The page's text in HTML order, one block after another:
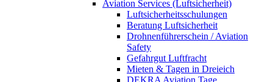
Aviation Services (Luftsicherheit)
Luftsicherheitsschulungen
Beratung Luftsicherheit
Drohnenführerschein / Aviation
Safety
Gefahrgut Luftfracht
Mieten & Tagen in Dreieich
DEKRA Aviation Tage